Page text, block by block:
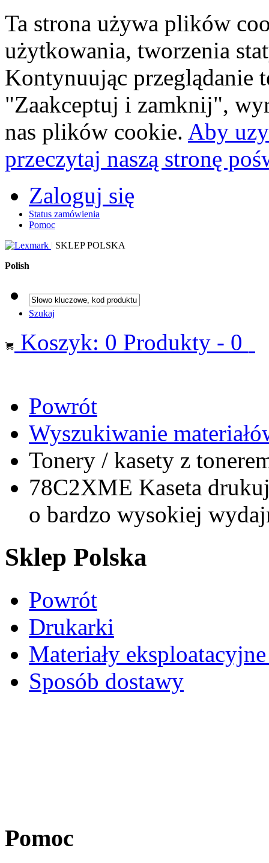
Ta strona używa plików
użytkowania, tworzenia
Kontynuując przeglądanie
"Zaakceptuj i zamknij",
nas plików cookie. Aby
przeczytaj naszą stronę
Zaloguj się
Status zamówienia
Pomoc
| SKLEP POLSKA
Polish
Szukaj
Koszyk: 0 Produkty - 0
Powrót
Wyszukiwanie
Tonery / kasety z
78C2XME Kaseta
o bardzo wysokiej
Sklep Polska
Powrót
Drukarki
Materiały
Sposób dostawy
Pomoc